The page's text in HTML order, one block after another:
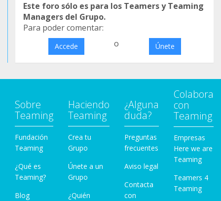
Este foro sólo es para los Teamers y Teaming
Managers del Grupo.
Para poder comentar:
Accede o Únete
Sobre
Teaming
Fundación
Teaming
¿Qué es
Teaming?
Blog
Haciendo
Teaming
Crea tu
Grupo
Únete a un
Grupo
¿Quién
¿Alguna
duda?
Preguntas
frecuentes
Aviso legal
Contacta
con
Colabora
con
Teaming
Empresas
Here we are
Teaming
Teamers 4
Teaming